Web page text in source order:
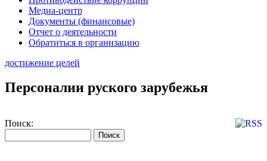
Медиа-центр
Документы (финансовые)
Отчет о деятельности
Обратиться в организацию
достижение целей
Персоналии руского зарубежья
Поиск: